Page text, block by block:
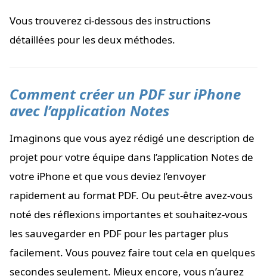
Vous trouverez ci-dessous des instructions
détaillées pour les deux méthodes.
Comment créer un PDF sur iPhone
avec l’application Notes
Imaginons que vous ayez rédigé une description de
projet pour votre équipe dans l’application Notes de
votre iPhone et que vous deviez l’envoyer
rapidement au format PDF. Ou peut-être avez-vous
noté des réflexions importantes et souhaitez-vous
les sauvegarder en PDF pour les partager plus
facilement. Vous pouvez faire tout cela en quelques
secondes seulement. Mieux encore, vous n’aurez